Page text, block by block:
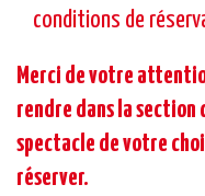
conditions de
Merci de votre
rendre dans la section
spectacle de votre
réserver.